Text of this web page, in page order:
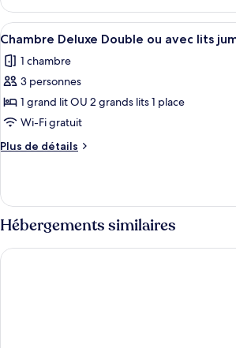
ou
avec
lits
jumeaux,
vue
mer
le
type
de
Chambre
Standard
ou
avec
jumeaux,
Afficher
toutes
les
photos
pour
ce
type
de
Chambre
Deluxe
Double
ou
Un lit bien
9
Chambre Deluxe Double ou avec lits
1 chambre
3 personnes
1 grand lit OU 2 grands lits 1 place
Wi-Fi gratuit
Plus de détails
Plus
le
type
de
chambre
Chambre
Hébergements similaires
Symbola Ölüdeniz Beach Hotel